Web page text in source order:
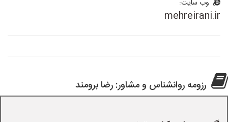
وب سایت:
mehreirani.ir
رزومه روانشناس و مشاور: رضا برومند